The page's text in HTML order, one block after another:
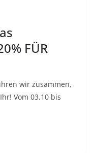
FÜR
wir zusammen,
Vom 03.10 bis